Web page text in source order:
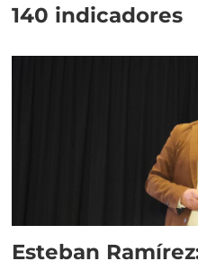
140 indicadores
Esteban